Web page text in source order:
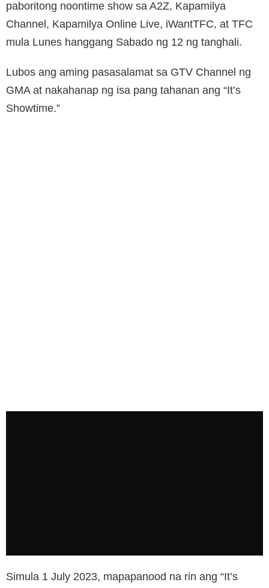
paboritong noontime show sa A2Z, Kapamilya
Channel, Kapamilya Online Live, iWantTFC, at TFC
mula Lunes hanggang Sabado ng 12 ng tanghali.
Lubos ang aming pasasalamat sa GTV Channel ng
GMA at nakahanap ng isa pang tahanan ang “It’s
Showtime.”
Simula 1 July 2023, mapapanood na rin ang “It’s